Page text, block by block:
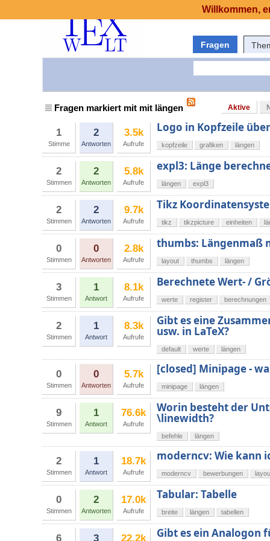
Fragen
Fragen markiert mit mit längen Aktive
1
Stimme
2
Antworten
3.5k
Aufrufe
Logo in Kopfzeile
kopfzeile grafiken längen
2
Stimmen
2
Antworten
5.8k
Aufrufe
expl3: Länge
längen expl3
2
Stimmen
2
Antworten
9.7k
Aufrufe
Tikz
tikz tikzpicture einheiten
0
Stimmen
0
Antworten
2.8k
Aufrufe
thumbs: Längenmaß
layout thumbs längen
3
Stimmen
1
Antwort
8.1k
Aufrufe
Berechnete Wert- /
werte register berechnungen
2
Stimmen
1
Antwort
8.3k
Aufrufe
Gibt es eine
usw. in LaTeX?
default werte längen
0
Stimmen
0
Antworten
5.7k
Aufrufe
[closed] Minipage -
minipage längen
9
Stimmen
1
Antwort
76.6k
Aufrufe
Worin besteht der
\linewidth?
befehle längen
2
Stimmen
1
Antwort
18.7k
Aufrufe
moderncv: Wie kann
moderncv bewerbungen
0
Stimmen
2
Antworten
17.0k
Aufrufe
Tabular: Tabelle
breite längen tabellen
6 3 22.2k Gibt es ein Analogon
Willkommen,